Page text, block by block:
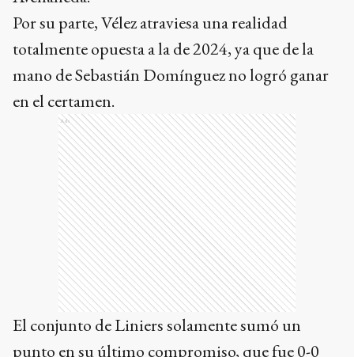
Por su parte, Vélez atraviesa una realidad
totalmente opuesta a la de 2024, ya que de la
mano de Sebastián Domínguez no logró ganar
en el certamen.
Ads
El conjunto de Liniers solamente sumó un
punto en su último compromiso, que fue 0-0